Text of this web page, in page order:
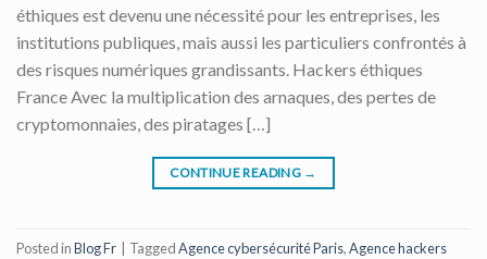
éthiques est devenu une nécessité pour les entreprises, les
institutions publiques, mais aussi les particuliers confrontés à
des risques numériques grandissants. Hackers éthiques
France Avec la multiplication des arnaques, des pertes de
cryptomonnaies, des piratages […]
CONTINUE READING →
Posted inBlog Fr TaggedAgence cybersécurité Paris,Agence hackers